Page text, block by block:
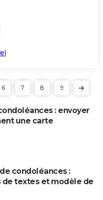
)
6 7 8 9
: envoyer
une carte
condoléances :
de textes et modèle de